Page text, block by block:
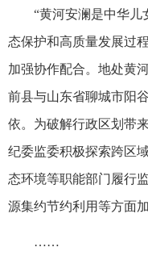
“黄河安澜是中华儿
态保护和高质量发展过
加强协作配合。地处黄
前县与山东省聊城市阳
依。为破解行政区划带
纪委监委积极探索跨区
态环境等职能部门履行
源集约节约利用等方面
……